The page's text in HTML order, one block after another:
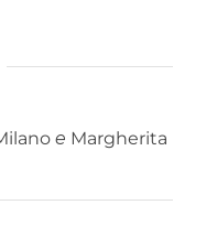
e Margherita